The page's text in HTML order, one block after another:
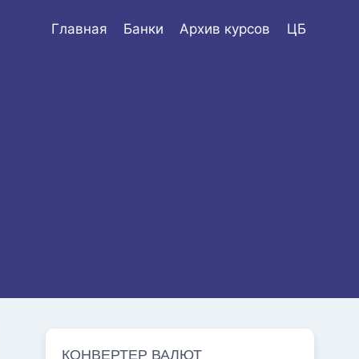
Главная Банки Архив курсов ЦБ
КОНВЕРТЕР ВАЛЮТ